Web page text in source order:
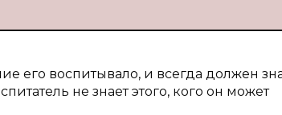
его воспитывало, и всегда должен
не знает этого, кого он может